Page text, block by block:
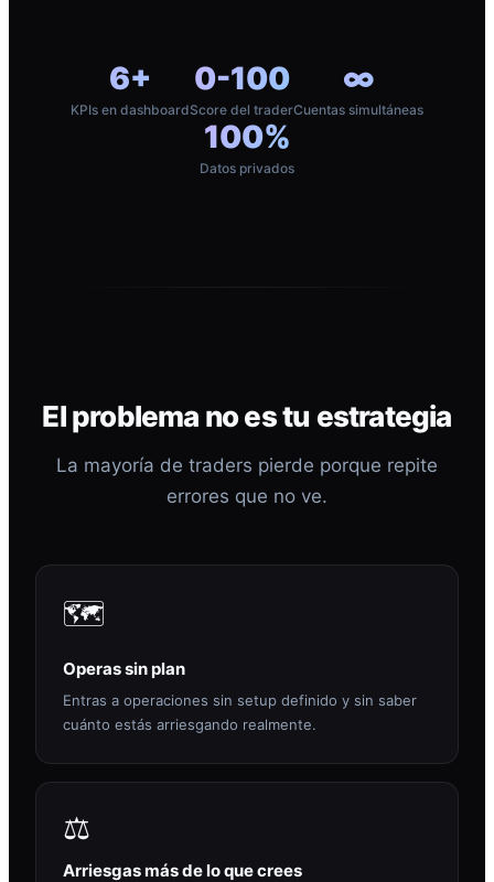
6+
KPIs en dashboard
0-100
Score del trader
∞
Cuentas simultáneas
100%
Datos privados
El problema no es tu estrategia
La mayoría de traders pierde porque repite
errores que no ve.
🗺️
Operas sin plan
Entras a operaciones sin setup definido y sin saber
cuánto estás arriesgando realmente.
⚖️
Arriesgas más de lo que crees